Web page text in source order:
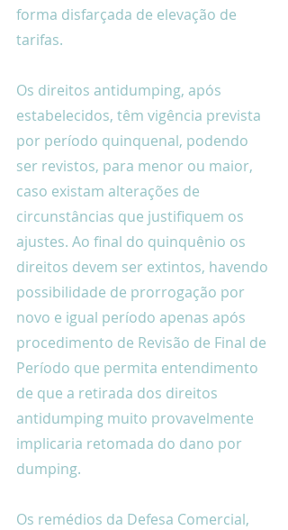
forma disfarçada de elevação de
tarifas.
Os direitos antidumping, após
estabelecidos, têm vigência prevista
por período quinquenal, podendo
ser revistos, para menor ou maior,
caso existam alterações de
circunstâncias que justifiquem os
ajustes. Ao final do quinquênio os
direitos devem ser extintos, havendo
possibilidade de prorrogação por
novo e igual período apenas após
procedimento de Revisão de Final de
Período que permita entendimento
de que a retirada dos direitos
antidumping muito provavelmente
implicaria retomada do dano por
dumping.
Os remédios da Defesa Comercial,